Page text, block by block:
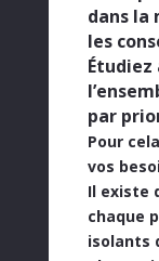
dans la
les
par
Pour
vos
Il existe
chaque
isolants